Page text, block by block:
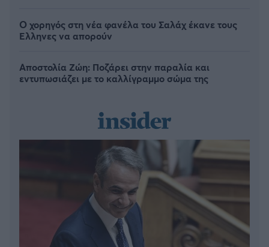
Ο χορηγός στη νέα φανέλα του Σαλάχ έκανε τους
Έλληνες να απορούν
Αποστολία Ζώη: Ποζάρει στην παραλία και
εντυπωσιάζει με το καλλίγραμμο σώμα της